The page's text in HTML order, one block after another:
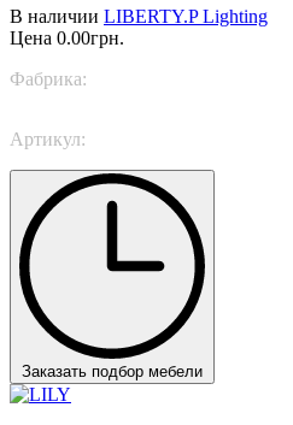
В наличии LIBERTY.P Lighting
Цена 0.00грн.
Фабрика:
Артикул:
Заказать подбор мебели